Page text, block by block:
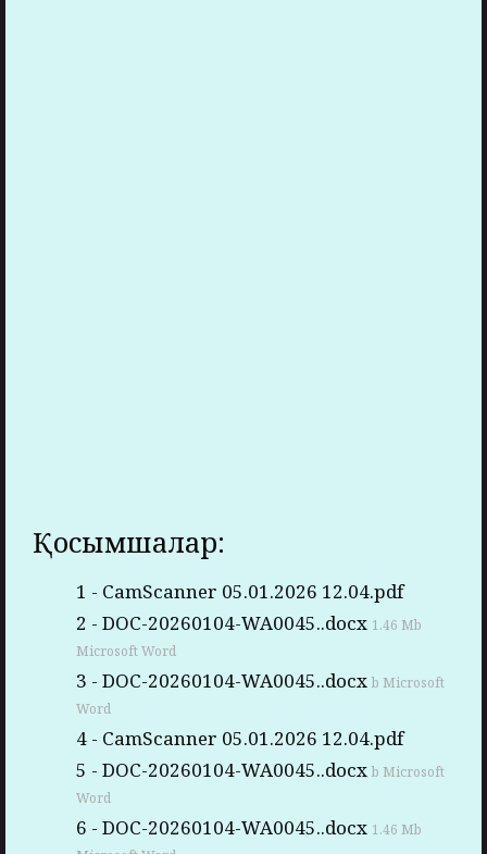
Қосымшалар:
1 - CamScanner 05.01.2026 12.04.pdf
2 - DOC-20260104-WA0045..docx 1.46 Mb
Microsoft Word
3 - DOC-20260104-WA0045..docx b Microsoft
Word
4 - CamScanner 05.01.2026 12.04.pdf
5 - DOC-20260104-WA0045..docx b Microsoft
Word
6 - DOC-20260104-WA0045..docx 1.46 Mb